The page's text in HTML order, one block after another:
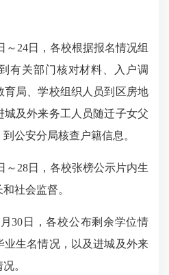
24日，各校根据报名情况组
有关部门核对材料、入户调
局、学校组织人员到区房地
城及外来务工人员随迁子女父
公安分局核查户籍信息。
28日，各校张榜公示片内生
社会监督。
日，各校公布剩余学位情
业生名情况，以及进城及外来
。